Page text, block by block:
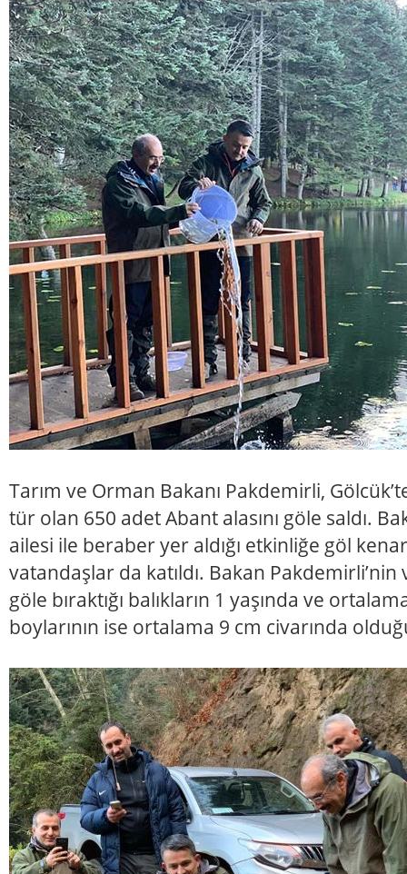
Tarım ve Orman Bakanı Pakdemirli,
tür olan 650 adet Abant alasını göle saldı.
ailesi ile beraber yer aldığı etkinliğe göl
vatandaşlar da katıldı. Bakan
göle bıraktığı balıkların 1 yaşında ve
boylarının ise ortalama 9 cm civarında